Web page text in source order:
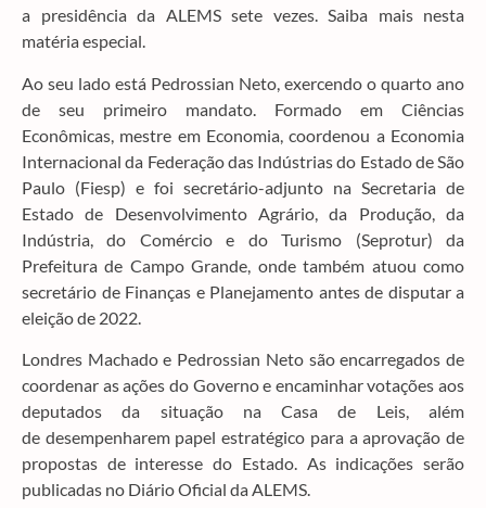
a presidência da ALEMS sete vezes. Saiba mais nesta
matéria especial.
Ao seu lado está Pedrossian Neto, exercendo o quarto ano
de seu primeiro mandato. Formado em Ciências
Econômicas, mestre em Economia, coordenou a Economia
Internacional da Federação das Indústrias do Estado de São
Paulo (Fiesp) e foi secretário-adjunto na Secretaria de
Estado de Desenvolvimento Agrário, da Produção, da
Indústria, do Comércio e do Turismo (Seprotur) da
Prefeitura de Campo Grande, onde também atuou como
secretário de Finanças e Planejamento antes de disputar a
eleição de 2022.
Londres Machado e Pedrossian Neto são encarregados de
coordenar as ações do Governo e encaminhar votações aos
deputados da situação na Casa de Leis, além
de desempenharem papel estratégico para a aprovação de
propostas de interesse do Estado. As indicações serão
publicadas no Diário Oficial da ALEMS.